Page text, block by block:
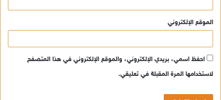
الموقع الإلكتروني
احفظ اسمي، بريدي الإلكتروني، والموقع الإلكتروني في هذا المتصفح
لاستخدامها المرة المقبلة في تعليقي.